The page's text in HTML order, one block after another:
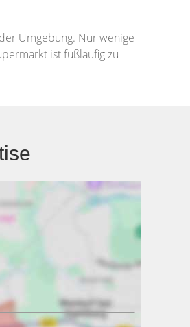
Umgebung. Nur wenige
ist fußläufig zu